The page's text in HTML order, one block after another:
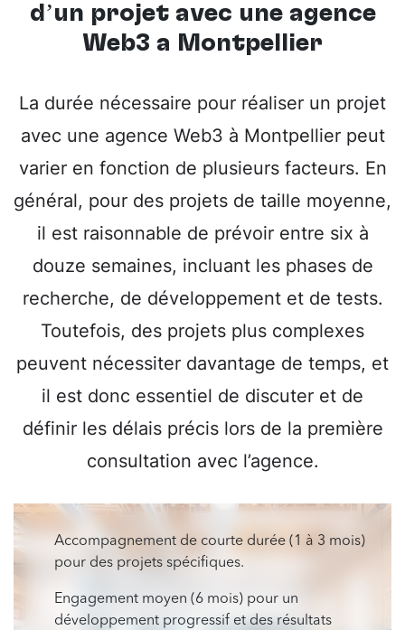
d’un projet avec une agence
Web3 à Montpellier
La durée nécessaire pour réaliser un projet
avec une agence Web3 à Montpellier peut
varier en fonction de plusieurs facteurs. En
général, pour des projets de taille moyenne,
il est raisonnable de prévoir entre six à
douze semaines, incluant les phases de
recherche, de développement et de tests.
Toutefois, des projets plus complexes
peuvent nécessiter davantage de temps, et
il est donc essentiel de discuter et de
définir les délais précis lors de la première
consultation avec l’agence.
Accompagnement de courte durée (1 à 3 mois)
pour des projets spécifiques.
Engagement moyen (6 mois) pour un
développement progressif et des résultats